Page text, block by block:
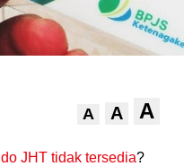
A A A
JHT tidak tersedia?